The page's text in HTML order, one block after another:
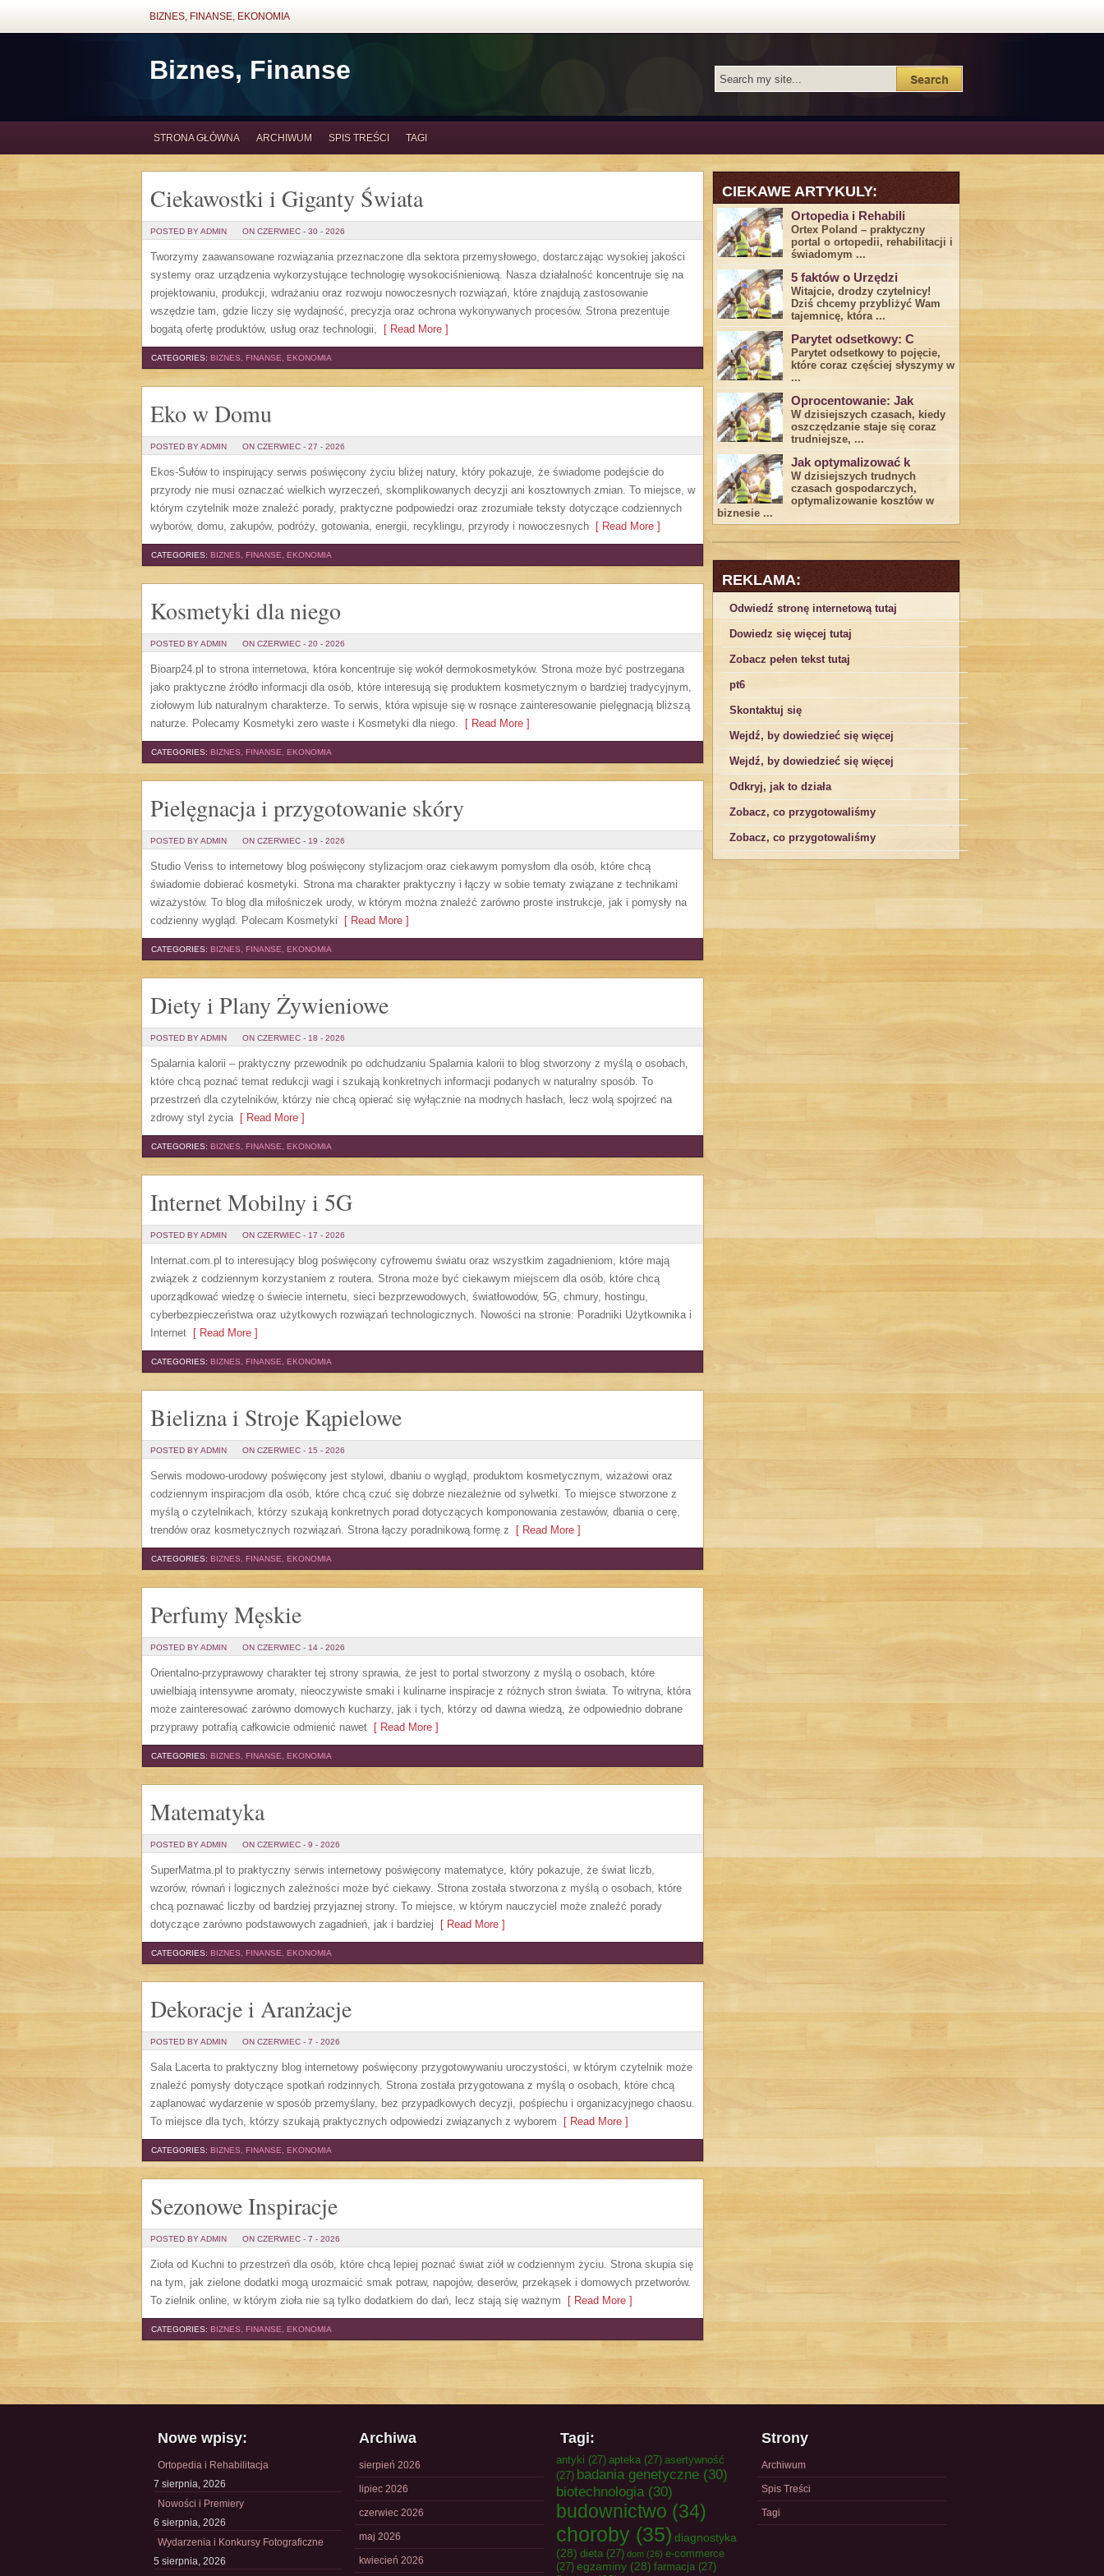
BIZNES, FINANSE, EKONOMIA
Biznes, Finanse
STRONA GŁÓWNA ARCHIWUM SPIS TREŚCI TAGI
Ciekawostki i Giganty Świata
POSTED BY ADMIN ON CZERWIEC - 30 - 2026
Tworzymy zaawansowane rozwiązania przeznaczone dla sektora przemysłowego, dostarczając wysokiej jakości
systemy oraz urządzenia wykorzystujące technologię wysokociśnieniową. Nasza działalność koncentruje się na
projektowaniu, produkcji, wdrażaniu oraz rozwoju nowoczesnych rozwiązań, które znajdują zastosowanie
wszędzie tam, gdzie liczy się wydajność, precyzja oraz ochrona wykonywanych procesów. Strona prezentuje
bogatą ofertę produktów, usług oraz technologii, [ Read More ]
CATEGORIES: BIZNES, FINANSE, EKONOMIA
Eko w Domu
POSTED BY ADMIN ON CZERWIEC - 27 - 2026
Ekos-Sułów to inspirujący serwis poświęcony życiu bliżej natury, który pokazuje, że świadome podejście do
przyrody nie musi oznaczać wielkich wyrzeczeń, skomplikowanych decyzji ani kosztownych zmian. To miejsce, w
którym czytelnik może znaleźć porady, praktyczne podpowiedzi oraz zrozumiałe teksty dotyczące codziennych
wyborów, domu, zakupów, podróży, gotowania, energii, recyklingu, przyrody i nowoczesnych [ Read More ]
CATEGORIES: BIZNES, FINANSE, EKONOMIA
Kosmetyki dla niego
POSTED BY ADMIN ON CZERWIEC - 20 - 2026
Bioarp24.pl to strona internetowa, która koncentruje się wokół dermokosmetyków. Strona może być postrzegana
jako praktyczne źródło informacji dla osób, które interesują się produktem kosmetycznym o bardziej tradycyjnym,
ziołowym lub naturalnym charakterze. To serwis, która wpisuje się w rosnące zainteresowanie pielęgnacją bliższą
naturze. Polecamy Kosmetyki zero waste i Kosmetyki dla niego. [ Read More ]
CATEGORIES: BIZNES, FINANSE, EKONOMIA
Pielęgnacja i przygotowanie skóry
POSTED BY ADMIN ON CZERWIEC - 19 - 2026
Studio Veriss to internetowy blog poświęcony stylizacjom oraz ciekawym pomysłom dla osób, które chcą
świadomie dobierać kosmetyki. Strona ma charakter praktyczny i łączy w sobie tematy związane z technikami
wizażystów. To blog dla miłośniczek urody, w którym można znaleźć zarówno proste instrukcje, jak i pomysły na
codzienny wygląd. Polecam Kosmetyki [ Read More ]
CATEGORIES: BIZNES, FINANSE, EKONOMIA
Diety i Plany Żywieniowe
POSTED BY ADMIN ON CZERWIEC - 18 - 2026
Spalarnia kalorii – praktyczny przewodnik po odchudzaniu Spalarnia kalorii to blog stworzony z myślą o osobach,
które chcą poznać temat redukcji wagi i szukają konkretnych informacji podanych w naturalny sposób. To
przestrzeń dla czytelników, którzy nie chcą opierać się wyłącznie na modnych hasłach, lecz wolą spojrzeć na
zdrowy styl życia[ Read More ]
CATEGORIES: BIZNES, FINANSE, EKONOMIA
Internet Mobilny i 5G
POSTED BY ADMIN ON CZERWIEC - 17 - 2026
Internat.com.pl to interesujący blog poświęcony cyfrowemu światu oraz wszystkim zagadnieniom, które mają
związek z codziennym korzystaniem z routera. Strona może być ciekawym miejscem dla osób, które chcą
uporządkować wiedzę o świecie internetu, sieci bezprzewodowych, światłowodów, 5G, chmury, hostingu,
cyberbezpieczeństwa oraz użytkowych rozwiązań technologicznych. Nowości na stronie: Poradniki Użytkownika i
Internet [ Read More ]
CATEGORIES: BIZNES, FINANSE, EKONOMIA
Bielizna i Stroje Kąpielowe
POSTED BY ADMIN ON CZERWIEC - 15 - 2026
Serwis modowo-urodowy poświęcony jest stylowi, dbaniu o wygląd, produktom kosmetycznym, wizażowi oraz
codziennym inspiracjom dla osób, które chcą czuć się dobrze niezależnie od sylwetki. To miejsce stworzone z
myślą o czytelnikach, którzy szukają konkretnych porad dotyczących komponowania zestawów, dbania o cerę,
trendów oraz kosmetycznych rozwiązań. Strona łączy poradnikową formę z [ Read More ]
CATEGORIES: BIZNES, FINANSE, EKONOMIA
Perfumy Męskie
POSTED BY ADMIN ON CZERWIEC - 14 - 2026
Orientalno-przyprawowy charakter tej strony sprawia, że jest to portal stworzony z myślą o osobach, które
uwielbiają intensywne aromaty, nieoczywiste smaki i kulinarne inspiracje z różnych stron świata. To witryna, która
może zainteresować zarówno domowych kucharzy, jak i tych, którzy od dawna wiedzą, że odpowiednio dobrane
przyprawy potrafią całkowicie odmienić nawet [ Read More ]
CATEGORIES: BIZNES, FINANSE, EKONOMIA
Matematyka
POSTED BY ADMIN ON CZERWIEC - 9 - 2026
SuperMatma.pl to praktyczny serwis internetowy poświęcony matematyce, który pokazuje, że świat liczb,
wzorów, równań i logicznych zależności może być ciekawy. Strona została stworzona z myślą o osobach, które
chcą poznawać liczby od bardziej przyjaznej strony. To miejsce, w którym nauczyciel może znaleźć porady
dotyczące zarówno podstawowych zagadnień, jak i bardziej [ Read More ]
CATEGORIES: BIZNES, FINANSE, EKONOMIA
Dekoracje i Aranżacje
POSTED BY ADMIN ON CZERWIEC - 7 - 2026
Sala Lacerta to praktyczny blog internetowy poświęcony przygotowywaniu uroczystości, w którym czytelnik może
znaleźć pomysły dotyczące spotkań rodzinnych. Strona została przygotowana z myślą o osobach, które chcą
zaplanować wydarzenie w sposób przemyślany, bez przypadkowych decyzji, pośpiechu i organizacyjnego chaosu.
To miejsce dla tych, którzy szukają praktycznych odpowiedzi związanych z wyborem [ Read More ]
CATEGORIES: BIZNES, FINANSE, EKONOMIA
Sezonowe Inspiracje
POSTED BY ADMIN ON CZERWIEC - 7 - 2026
Zioła od Kuchni to przestrzeń dla osób, które chcą lepiej poznać świat ziół w codziennym życiu. Strona skupia się
na tym, jak zielone dodatki mogą urozmaicić smak potraw, napojów, deserów, przekąsek i domowych przetworów.
To zielnik online, w którym zioła nie są tylko dodatkiem do dań, lecz stają się ważnym [ Read More ]
CATEGORIES: BIZNES, FINANSE, EKONOMIA
CIEKAWE ARTYKULY:
Ortopedia i Rehabili
Ortex Poland – praktyczny
portal o ortopedii, rehabilitacji i
świadomym ...
5 faktów o Urzędzi
Witajcie, drodzy czytelnicy!
Dziś chcemy przybliżyć ⁣Wam ​
tajemnicę,⁤ która ...
Parytet odsetkowy: C
Parytet odsetkowy to pojęcie,
które coraz częściej słyszymy w
...
Oprocentowanie: Jak
W dzisiejszych czasach, kiedy
‍oszczędzanie​ staje się coraz
trudniejsze,⁣ ...
Jak optymalizować k
W dzisiejszych trudnych⁤
czasach gospodarczych,
optymalizowanie ‌kosztów w
biznesie ...
REKLAMA:
Odwiedź stronę internetową tutaj
Dowiedz się więcej tutaj
Zobacz pełen tekst tutaj
pt6
Skontaktuj się
Wejdź, by dowiedzieć się więcej
Wejdź, by dowiedzieć się więcej
Odkryj, jak to działa
Zobacz, co przygotowaliśmy
Zobacz, co przygotowaliśmy
Nowe wpisy:
Ortopedia i Rehabilitacja
7 sierpnia, 2026
Nowości i Premiery
6 sierpnia, 2026
Wydarzenia i Konkursy Fotograficzne
5 sierpnia, 2026
Archiwa
sierpień 2026
lipiec 2026
czerwiec 2026
maj 2026
kwiecień 2026
Tagi:
antyki (27) apteka (27) asertywność
(27) badania genetyczne (30)
biotechnologia(30)
budownictwo (34)
choroby (35) diagnostyka
(28) dieta (27) dom (26) e-commerce
(27) egzaminy (28) farmacja (27)
Strony
Archiwum
Spis Treści
Tagi